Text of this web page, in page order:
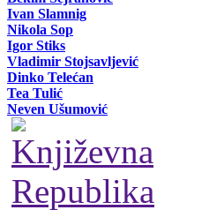
Ivan Slamnig
Nikola Sop
Igor Stiks
Vladimir Stojsavljević
Dinko Telećan
Tea Tulić
Neven Ušumović